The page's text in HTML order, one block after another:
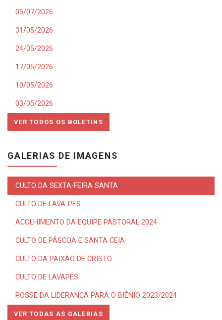
05/07/2026
31/05/2026
24/05/2026
17/05/2026
10/05/2026
03/05/2026
VER TODOS OS BOLETINS
GALERIAS DE IMAGENS
CULTO DA SEXTA-FEIRA SANTA
CULTO DE LAVA-PÉS
ACOLHIMENTO DA EQUIPE PASTORAL 2024
CULTO DE PÁSCOA E SANTA CEIA
CULTO DA PAIXÃO DE CRISTO
CULTO DE LAVAPÉS
POSSE DA LIDERANÇA PARA O BIÊNIO 2023/2024
VER TODAS AS GALERIAS